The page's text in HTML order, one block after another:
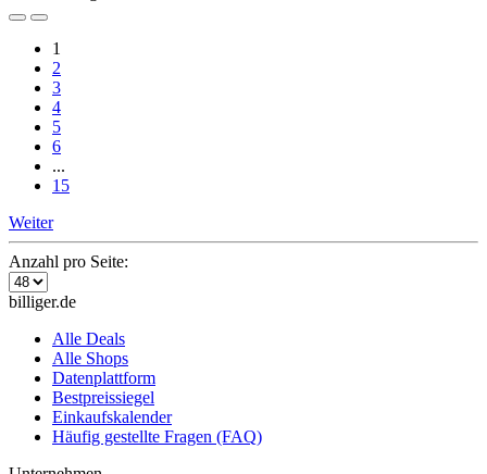
1
2
3
4
5
6
...
15
Weiter
Anzahl pro Seite:
billiger.de
Alle Deals
Alle Shops
Datenplattform
Bestpreissiegel
Einkaufskalender
Häufig gestellte Fragen (FAQ)